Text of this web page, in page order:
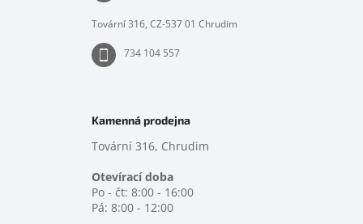
Tovární 316, CZ-537 01 Chrudim
734 104 557
Kamenná prodejna
Tovární 316, Chrudim
Otevírací doba
Po - čt: 8:00 - 16:00
Pá: 8:00 - 12:00